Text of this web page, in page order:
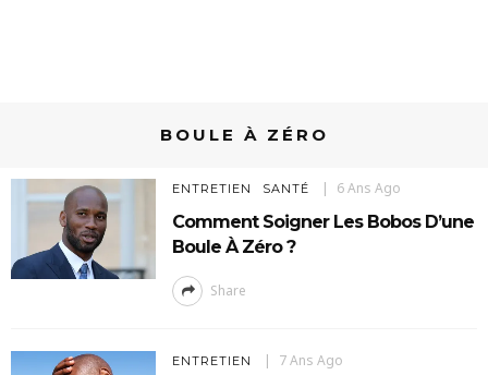
BOULE À ZÉRO
ENTRETIEN SANTÉ 6 Ans Ago
Comment Soigner Les Bobos D’une
Boule À Zéro ?
Share
ENTRETIEN 7 Ans Ago